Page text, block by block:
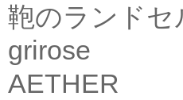
鞄のランドセ
grirose
AETHER